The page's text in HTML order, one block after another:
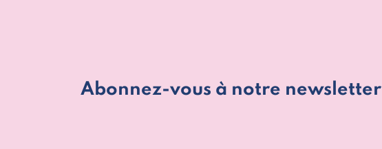
Abonnez-vous à notre newsletter